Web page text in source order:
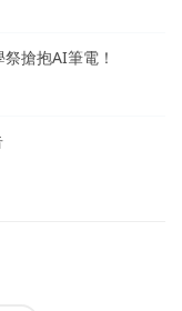
搶抱AI筆電！